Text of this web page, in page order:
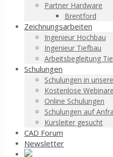
Partner Hardware
Brentford
Zeichnungsarbeiten
Ingenieur Hochbau
Ingenieur Tiefbau
Arbeitsbegleitung
Schulungen
Schulungen in
Kostenlose Webinare
Online Schulungen
Schulungen auf
Kursleiter gesucht
CAD Forum
Newsletter